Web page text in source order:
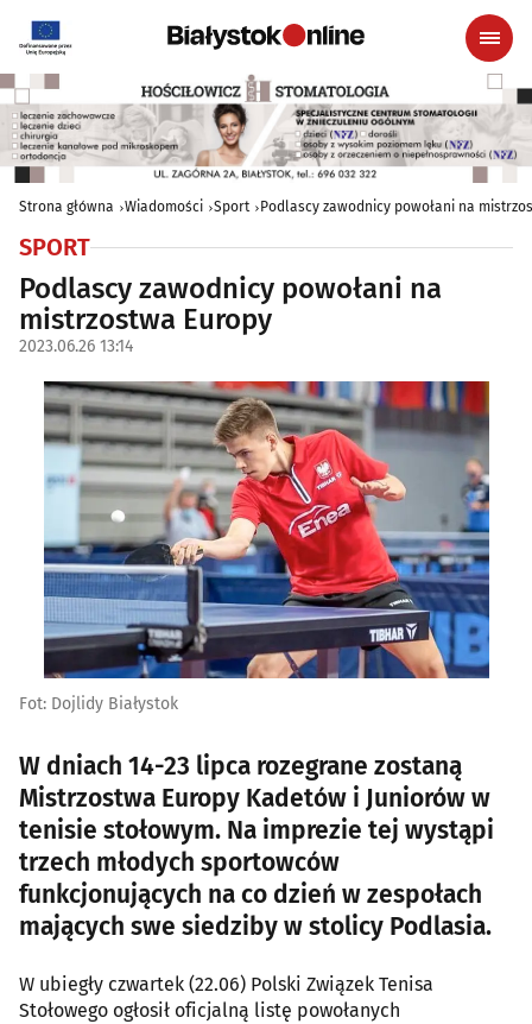
Strona główna Wiadomości Sport Podlascy zawodnicy powołani na
SPORT
Podlascy zawodnicy powołani na
mistrzostwa Europy
2023.06.26 13:14
Fot: Dojlidy Białystok
W dniach 14-23 lipca rozegrane zostaną
Mistrzostwa Europy Kadetów i Juniorów w
tenisie stołowym. Na imprezie tej wystąpi
trzech młodych sportowców
funkcjonujących na co dzień w zespołach
mających swe siedziby w stolicy Podlasia.
W ubiegły czwartek (22.06) Polski Związek Tenisa
Stołowego ogłosił oficjalną listę powołanych